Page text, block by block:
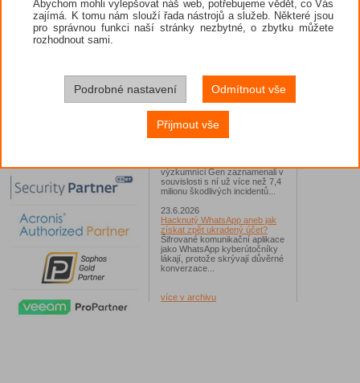
26.6.2026
ESET: S příchodem léta
zaplavují Česko falešné mobilní
Chase Home App či Candy
Race Launcher. Hlavním cílem
útočníků bylo v tomto případě
Polsko, následováno Českem a
Slovenskem...
24.6.2026
výzkumníci Gen zaznamenali v
souvislosti s ní už více než 7,4
milionu škodlivých incidentů...
23.6.2026
Hacknutý WhatsApp aneb jak
získat zpět ukradený účet?
Šifrované komunikační aplikace
jako WhatsApp kyberútočníky
lákají, protože skrývají důvěrné
konverzace...
více v archivu
Abychom mohli vylepšovat náš web, potřebujeme vědět, co Vás
zajímá. K tomu nám slouží řada nástrojů a služeb. Některé jsou
pro správnou funkci naší stránky nezbytné, o zbytku můžete
rozhodnout sami.
Podrobné nastavení Odmítnout vše
Přijmout vše